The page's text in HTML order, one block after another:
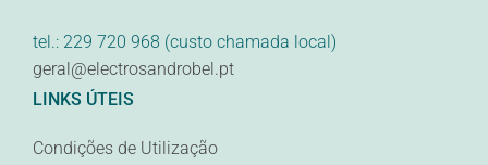
tel.: 229 720 968 (custo chamada local)
geral@electrosandrobel.pt
LINKS ÚTEIS
Condições de Utilização